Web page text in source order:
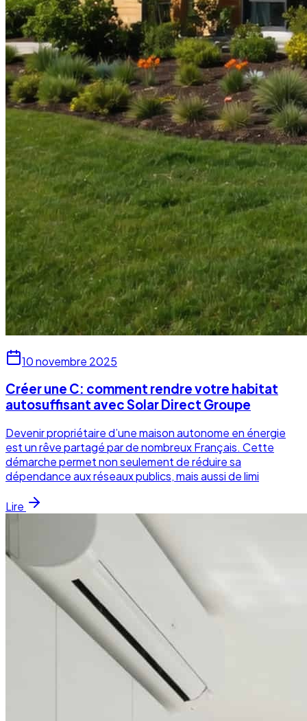
10 novembre 2025
Créer une C: comment rendre votre habitat
autosuffisant avec Solar Direct Groupe
Devenir propriétaire d’une maison autonome en énergie
est un rêve partagé par de nombreux Français. Cette
démarche permet non seulement de réduire sa
dépendance aux réseaux publics, mais aussi de limi
Lire